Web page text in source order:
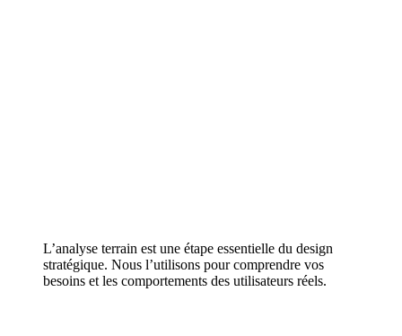
L’analyse terrain est une étape essentielle du design
stratégique. Nous l’utilisons pour comprendre vos
besoins et les comportements des utilisateurs réels.